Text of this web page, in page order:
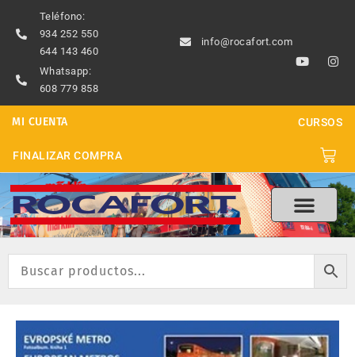
contenido
Teléfono:
934 252 550
644 143 460
Whatsapp:
608 779 858
info@rocafort.com
Y
o
u
b
e
I
n
a
g
r
m
MI CUENTA CURSOS
FINALIZAR COMPRA